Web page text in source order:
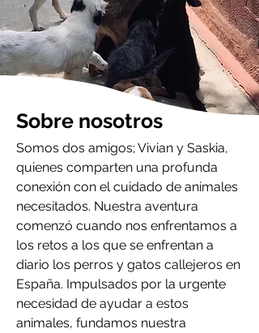
Sobre nosotros
Somos dos amigos; Vivian y Saskia,
quienes comparten una profunda
conexión con el cuidado de animales
necesitados. Nuestra aventura
comenzó cuando nos enfrentamos a
los retos a los que se enfrentan a
diario los perros y gatos callejeros en
España. Impulsados por la urgente
necesidad de ayudar a estos
animales, fundamos nuestra